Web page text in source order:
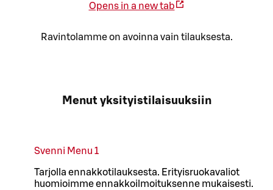
Opens in a new tab
Ravintolamme on avoinna vain tilauksesta.
Menut yksityistilaisuuksiin
Svenni Menu 1
Tarjolla ennakkotilauksesta. Erityisruokavaliot
huomioimme ennakkoilmoituksenne mukaisesti.